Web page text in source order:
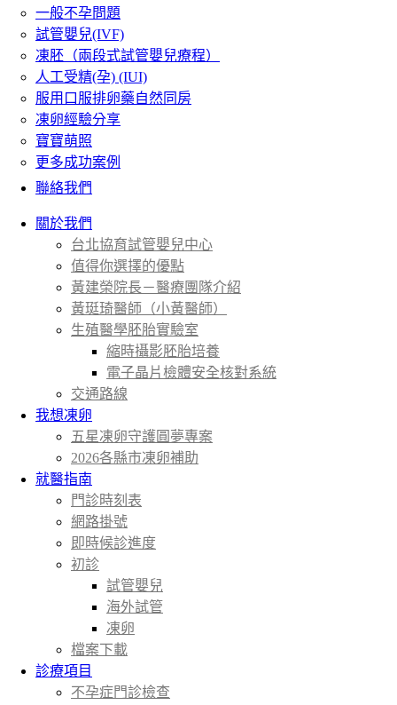
一般不孕問題
試管嬰兒(IVF)
凍胚（兩段式試管嬰兒療程）
人工受精(孕) (IUI)
服用口服排卵藥自然同房
凍卵經驗分享
寶寶萌照
更多成功案例
聯絡我們
關於我們
台北協育試管嬰兒中心
值得你選擇的優點
黃建榮院長－醫療團隊介紹
黃珽琦醫師（小黃醫師）
生殖醫學胚胎實驗室
縮時攝影胚胎培養
電子晶片檢體安全核對系統
交通路線
我想凍卵
五星凍卵守護圓夢專案
2026各縣市凍卵補助
就醫指南
門診時刻表
網路掛號
即時候診進度
初診
試管嬰兒
海外試管
凍卵
檔案下載
診療項目
不孕症門診檢查